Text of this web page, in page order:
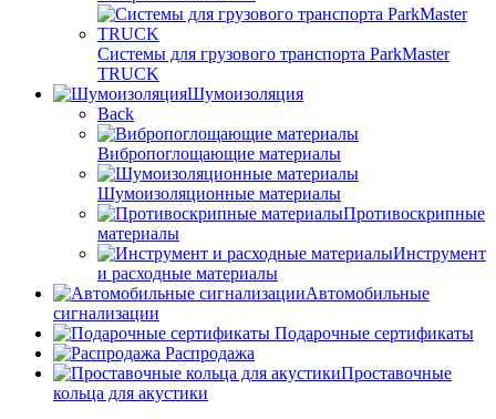
Системы для грузового транспорта ParkMaster
TRUCK
Шумоизоляция
Back
Вибропоглощающие материалы
Шумоизоляционные материалы
Противоскрипные
материалы
Инструмент
и расходные материалы
Автомобильные
сигнализации
Подарочные сертификаты
Распродажа
Проставочные
кольца для акустики